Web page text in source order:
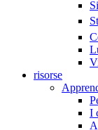
risorse
I